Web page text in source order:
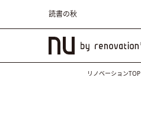
読書の秋
リノベーションTOP